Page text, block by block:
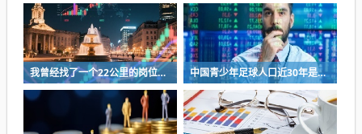
我曾经找了一个22公里的岗位，坚持了2个星期就坚持不下去了 中国青少年足球人口近30年是断崖式下降